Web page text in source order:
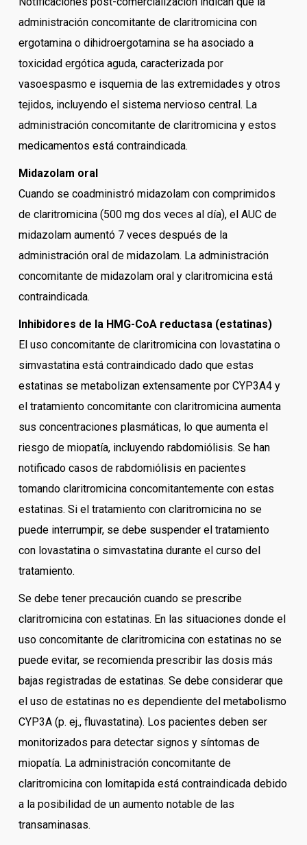
administración concomitante de claritromicina con
ergotamina o dihidroergotamina se ha asociado a
toxicidad ergótica aguda, caracterizada por
vasoespasmo e isquemia de las extremidades y otros
tejidos, incluyendo el sistema nervioso central. La
administración concomitante de claritromicina y estos
medicamentos está contraindicada.
Midazolam oral
Cuando se coadministró midazolam con comprimidos
de claritromicina (500 mg dos veces al día), el AUC de
midazolam aumentó 7 veces después de la
administración oral de midazolam. La administración
concomitante de midazolam oral y claritromicina está
contraindicada.
Inhibidores de la HMG-CoA reductasa (estatinas)
El uso concomitante de claritromicina con lovastatina o
simvastatina está contraindicado dado que estas
estatinas se metabolizan extensamente por CYP3A4 y
el tratamiento concomitante con claritromicina aumenta
sus concentraciones plasmáticas, lo que aumenta el
riesgo de miopatía, incluyendo rabdomiólisis. Se han
notificado casos de rabdomiólisis en pacientes
tomando claritromicina concomitantemente con estas
estatinas. Si el tratamiento con claritromicina no se
puede interrumpir, se debe suspender el tratamiento
con lovastatina o simvastatina durante el curso del
tratamiento.
Se debe tener precaución cuando se prescribe
claritromicina con estatinas. En las situaciones donde el
uso concomitante de claritromicina con estatinas no se
puede evitar, se recomienda prescribir las dosis más
bajas registradas de estatinas. Se debe considerar que
el uso de estatinas no es dependiente del metabolismo
CYP3A (p. ej., fluvastatina). Los pacientes deben ser
monitorizados para detectar signos y síntomas de
miopatía. La administración concomitante de
claritromicina con lomitapida está contraindicada debido
a la posibilidad de un aumento notable de las
transaminasas.